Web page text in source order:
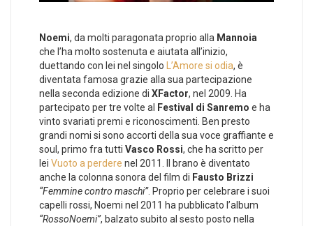
Noemi, da molti paragonata proprio alla Mannoia
che l’ha molto sostenuta e aiutata all’inizio,
duettando con lei nel singolo L’Amore si odia, è
diventata famosa grazie alla sua partecipazione
nella seconda edizione di XFactor, nel 2009. Ha
partecipato per tre volte al Festival di Sanremo e ha
vinto svariati premi e riconoscimenti. Ben presto
grandi nomi si sono accorti della sua voce graffiante e
soul, primo fra tutti Vasco Rossi, che ha scritto per
lei Vuoto a perdere nel 2011. Il brano è diventato
anche la colonna sonora del film di Fausto Brizzi
“Femmine contro maschi”. Proprio per celebrare i suoi
capelli rossi, Noemi nel 2011 ha pubblicato l’album
“RossoNoemi”, balzato subito al sesto posto nella